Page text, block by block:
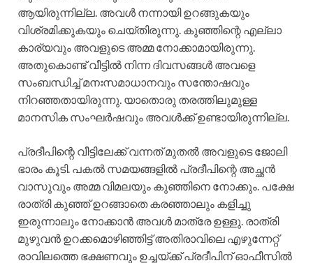
ആയിരുന്നില്ല. അവൾ നന്നായി ഉറങ്ങുകയും
വിശ്രമിക്കുകയും ചെയ്തിരുന്നു. കുഞ്ഞിന്റെ എല്ലാ
കാര്യവും അവളുടെ അമ്മ നോക്കാമായിരുന്നു.
അതുകൊണ്ട് വീട്ടിൽ നിന്ന ദിവസങ്ങൾ അവളെ
സംബന്ധിച്ച് മനഃസമാധാനവും സന്തോഷവും
നിറഞ്ഞതായിരുന്നു. യാതൊരു തരത്തിലുമുള്ള
മാനസിക സംഘർഷവും അവൾക്ക് ഉണ്ടായിരുന്നില്ല.
പ്രദീപിന്റെ വീട്ടിലേക്ക് വന്നത് മുതൽ അവളുടെ ജോലി
ഭാരം കൂടി. പകൽ സമയങ്ങളിൽ പ്രദീപിന്റെ അച്ഛൻ
വാസുവും അമ്മ വിമലയും കുഞ്ഞിനെ നോക്കും. പക്ഷേ
രാത്രി കുഞ്ഞ് ഉറങ്ങാതെ കരഞ്ഞാലും കളിച്ചു
ഇരുന്നാലും നോക്കാൻ അവൾ മാത്രേ ഉള്ളു. രാത്രി
മുഴുവൻ ഉറക്കമൊഴിഞ്ഞിട്ട് അതിരാവിലെ എഴുന്നേറ്റ്
രാവിലത്തെ ഭക്ഷണവും ഉച്ചയ്ക്ക് പ്രദീപിന് ഓഫീസിൽ